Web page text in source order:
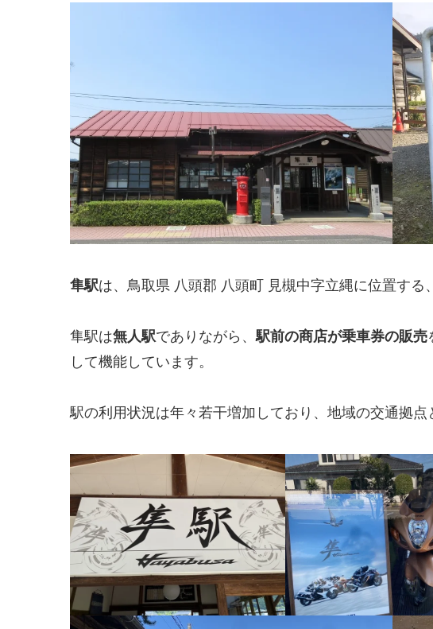
隼駅は、鳥取県 八頭郡 八頭町 見槻中字立縄に位置する、
隼駅は無人駅でありながら、駅前の商店が乗車券の販売
して機能しています。
駅の利用状況は年々若干増加しており、地域の交通拠点